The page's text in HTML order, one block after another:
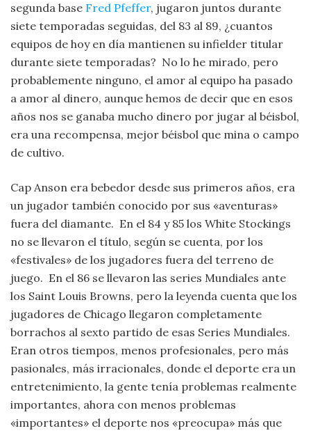
segunda base Fred Pfeffer, jugaron juntos durante
siete temporadas seguidas, del 83 al 89, ¿cuantos
equipos de hoy en día mantienen su infielder titular
durante siete temporadas? No lo he mirado, pero
probablemente ninguno, el amor al equipo ha pasado
a amor al dinero, aunque hemos de decir que en esos
años nos se ganaba mucho dinero por jugar al béisbol,
era una recompensa, mejor béisbol que mina o campo
de cultivo.
Cap Anson era bebedor desde sus primeros años, era
un jugador también conocido por sus «aventuras»
fuera del diamante. En el 84 y 85 los White Stockings
no se llevaron el título, según se cuenta, por los
«festivales» de los jugadores fuera del terreno de
juego. En el 86 se llevaron las series Mundiales ante
los Saint Louis Browns, pero la leyenda cuenta que los
jugadores de Chicago llegaron completamente
borrachos al sexto partido de esas Series Mundiales.
Eran otros tiempos, menos profesionales, pero más
pasionales, más irracionales, donde el deporte era un
entretenimiento, la gente tenía problemas realmente
importantes, ahora con menos problemas
«importantes» el deporte nos «preocupa» más que